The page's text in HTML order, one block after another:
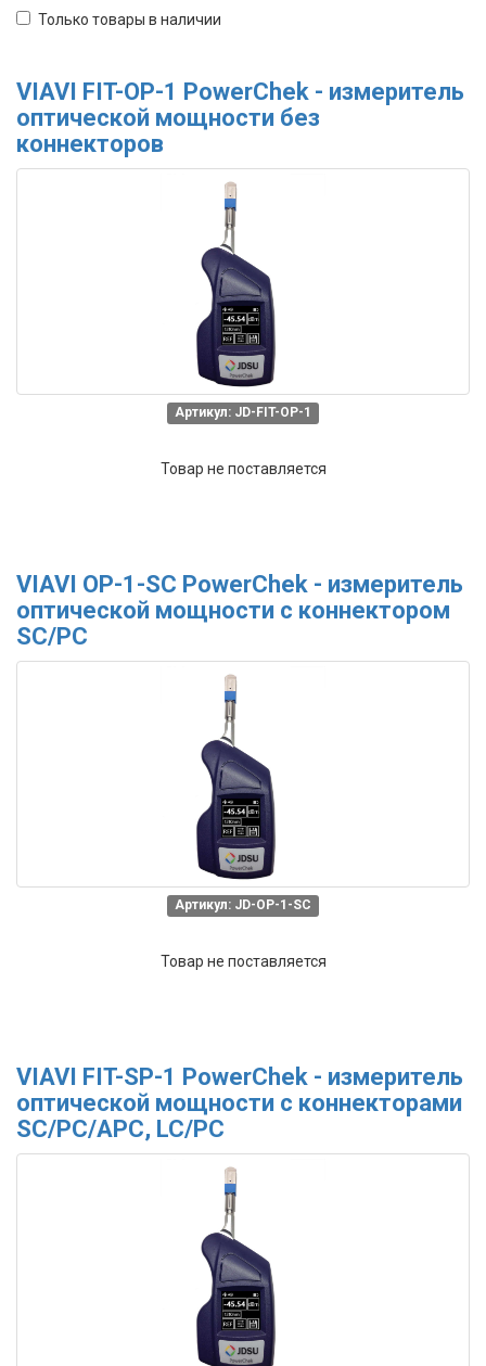
Только товары в наличии
VIAVI FIT-OP-1 PowerChek - измеритель
оптической мощности без
коннекторов
Артикул: JD-FIT-OP-1
Товар не поставляется
VIAVI OP-1-SC PowerChek - измеритель
оптической мощности с коннектором
SC/PC
Артикул: JD-OP-1-SC
Товар не поставляется
VIAVI FIT-SP-1 PowerChek - измеритель
оптической мощности c коннекторами
SC/PC/APC, LC/PC